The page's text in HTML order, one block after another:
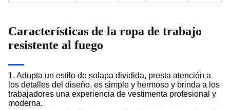
Características de la ropa de trabajo
resistente al fuego
1. Adopta un estilo de solapa dividida, presta atención a
los detalles del diseño, es simple y hermoso y brinda a los
trabajadores una experiencia de vestimenta profesional y
moderna.